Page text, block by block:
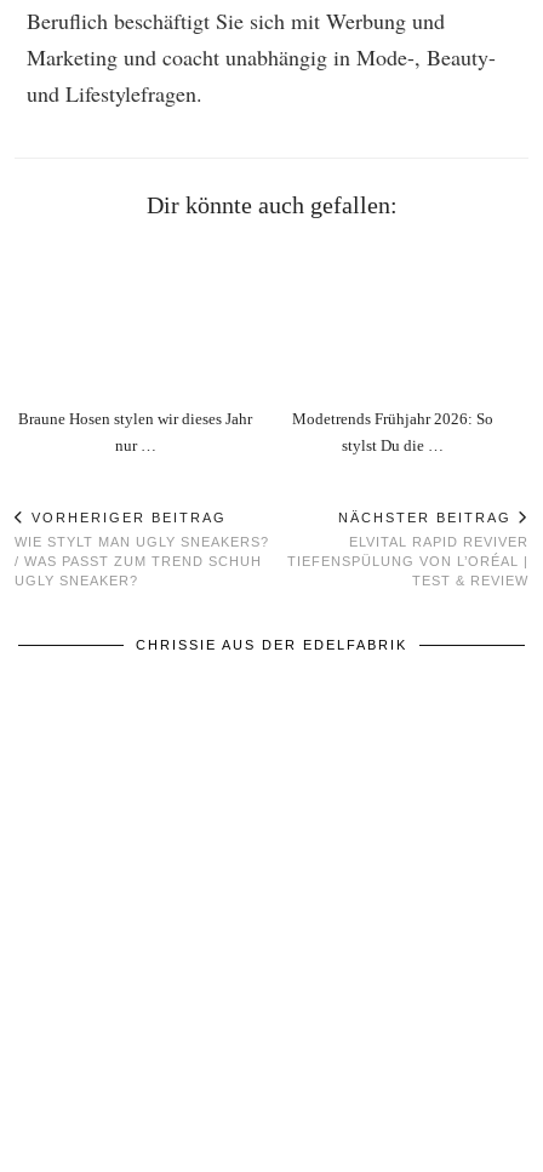
Beruflich beschäftigt Sie sich mit Werbung und
Marketing und coacht unabhängig in Mode-, Beauty-
und Lifestylefragen.
Dir könnte auch gefallen:
Braune Hosen stylen wir dieses Jahr
nur …
Modetrends Frühjahr 2026: So
stylst Du die …
VORHERIGER BEITRAG
WIE STYLT MAN UGLY SNEAKERS?
/ WAS PASST ZUM TREND SCHUH
UGLY SNEAKER?
NÄCHSTER BEITRAG
ELVITAL RAPID REVIVER
TIEFENSPÜLUNG VON L’ORÉAL |
TEST & REVIEW
CHRISSIE AUS DER EDELFABRIK